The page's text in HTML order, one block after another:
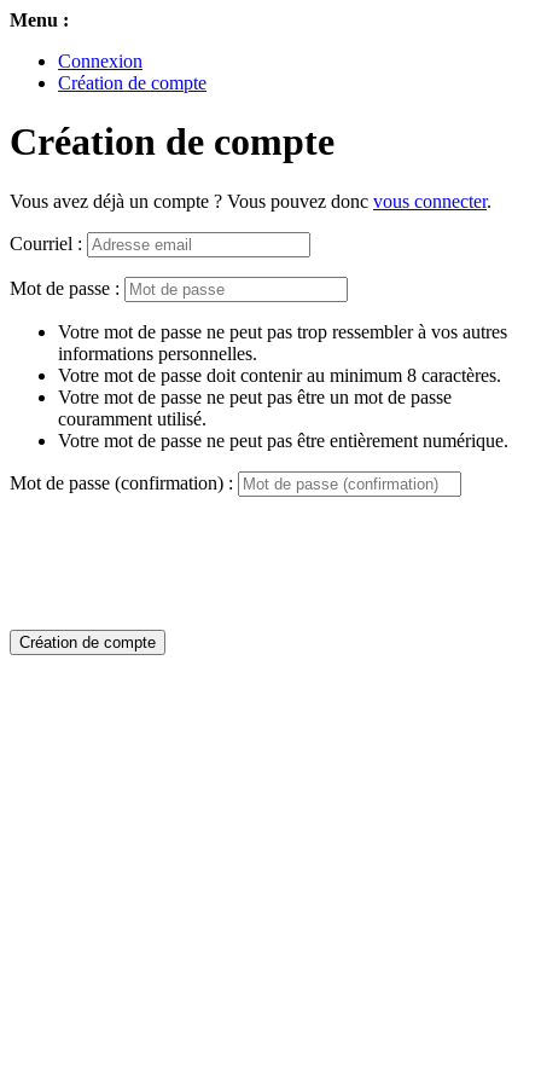
Menu :
Connexion
Création de compte
Création de compte
Vous avez déjà un compte ? Vous pouvez donc vous connecter.
Courriel :
Mot de passe :
Votre mot de passe ne peut pas trop ressembler à vos autres
informations personnelles.
Votre mot de passe doit contenir au minimum 8 caractères.
Votre mot de passe ne peut pas être un mot de passe
couramment utilisé.
Votre mot de passe ne peut pas être entièrement numérique.
Mot de passe (confirmation) :
Création de compte